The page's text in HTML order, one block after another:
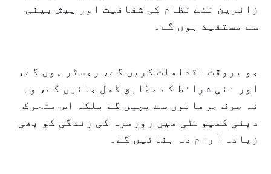
زائرین نئے نظام کی شفافیت اور پیش بینی
سے مستفید ہوں گے۔
جو بروقت اقدامات کریں گے، رجسٹر ہوں گے،
اور نئی شرائط کے مطابق ڈھل جائیں گے، وہ
نہ صرف جرمانوں سے بچیں گے بلکہ اس متحرک
دبئی کمیونٹی میں روزمرہ کی زندگی کو بھی
زیادہ آرام دہ بنائیں گے۔